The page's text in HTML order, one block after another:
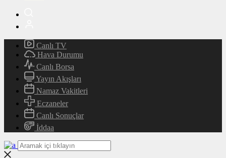
Canlı TV
Hava Durumu
Canlı Borsa
Yayın Akışları
Namaz Vakitleri
Eczaneler
Canlı Sonuçlar
İddaa